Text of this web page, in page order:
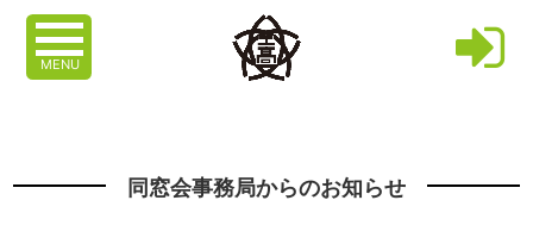
MENU
同窓会事務局からのお知らせ